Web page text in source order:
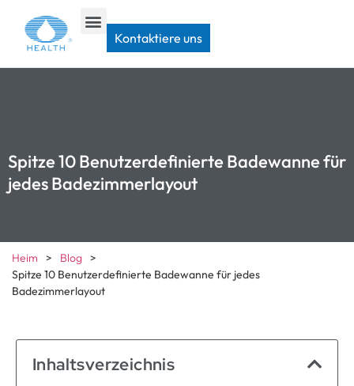
Kontaktiere uns
Spitze 10 Benutzerdefinierte Badewanne für
jedes Badezimmerlayout
Heim > Blog >
Spitze 10 Benutzerdefinierte Badewanne für jedes
Badezimmerlayout
Inhaltsverzeichnis